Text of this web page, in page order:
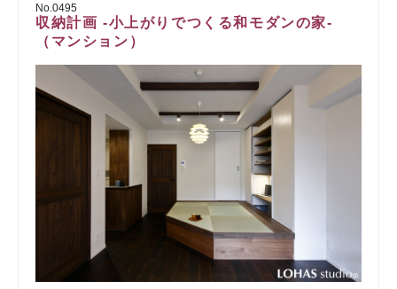
No.0495
収納計画 -小上がりでつくる和モダンの家-
（マンション）